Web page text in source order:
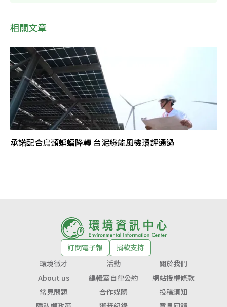
相關文章
承諾配合鳥類蝙蝠降轉 台泥綠能風機環評通過
訂閱電子報
捐款支持
環境徵才
活動
關於我們
About us
編輯室自律公約
網站授權條款
常見問題
合作媒體
投稿須知